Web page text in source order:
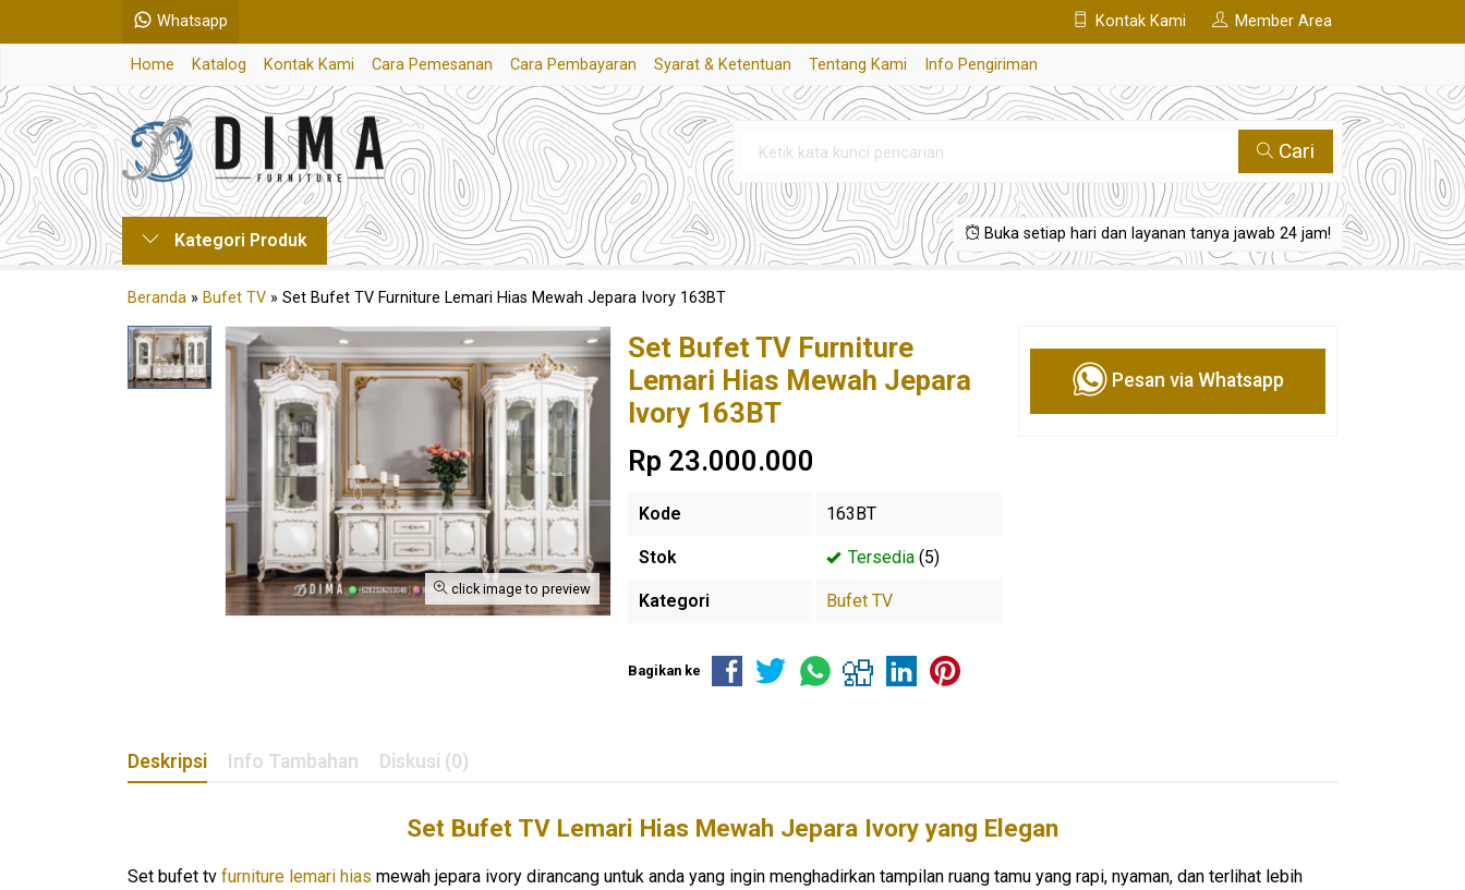
Whatsapp Kontak Kami Member Area
Home Katalog Kontak Kami Cara Pemesanan Cara Pembayaran Syarat & Ketentuan Tentang Kami Info Pengiriman
Cari
Kategori Produk Buka setiap hari dan layanan tanya jawab 24 jam!
Beranda » Bufet TV » Set Bufet TV Furniture Lemari Hias Mewah Jepara Ivory 163BT
click image to preview
Set Bufet TV Furniture
Lemari Hias Mewah Jepara
Ivory 163BT
Rp 23.000.000
Kode 163BT
Stok Tersedia (5)
Kategori Bufet TV
Pesan via Whatsapp
Bagikan ke
Deskripsi Info Tambahan Diskusi (0)
Set Bufet TV Lemari Hias Mewah Jepara Ivory yang Elegan
Set bufet tv furniture lemari hias mewah jepara ivory dirancang untuk anda yang ingin menghadirkan tampilan ruang tamu yang rapi, nyaman, dan terlihat lebih